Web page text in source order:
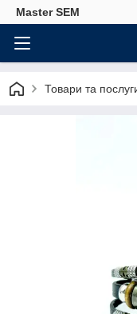
Master SEM
Товари та